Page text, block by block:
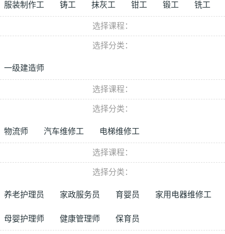
服装制作工 铸工 抹灰工 钳工 锻工 铣工
选择课程：
选择分类：
一级建造师
选择课程：
选择分类：
物流师 汽车维修工 电梯维修工
选择课程：
选择分类：
养老护理员 家政服务员 育婴员 家用电器维修工
母婴护理师 健康管理师 保育员